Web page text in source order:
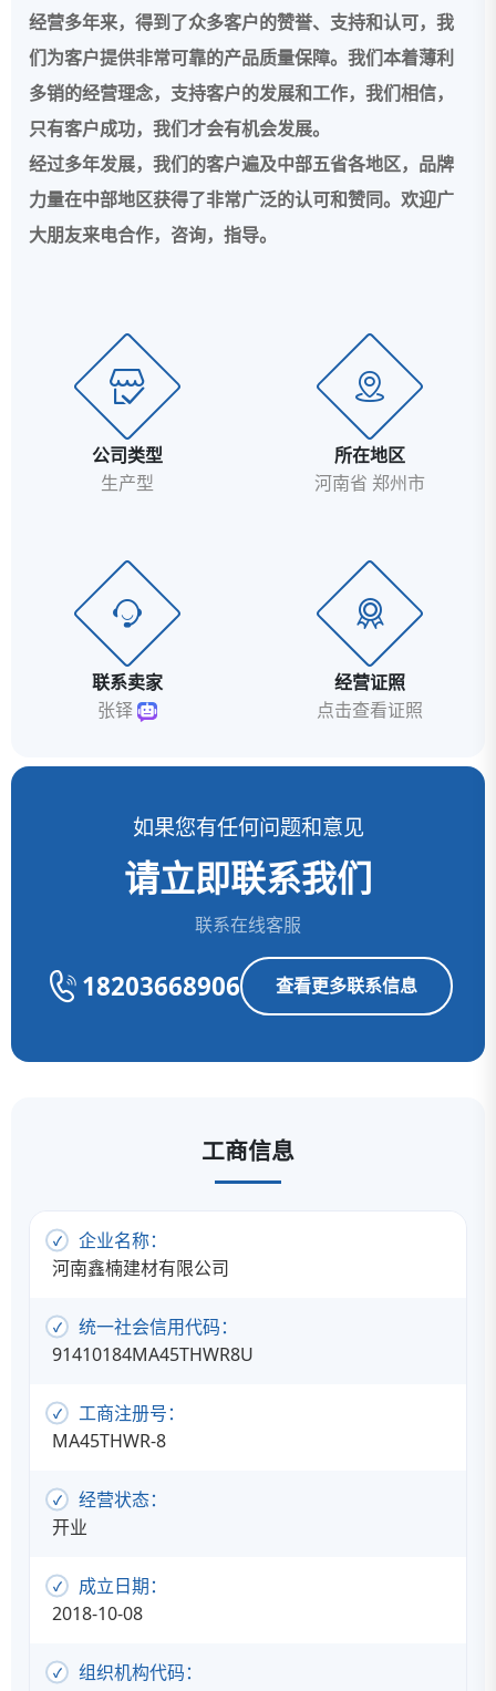
经营多年来，得到了众多客户的赞誉、支持和认可，我
们为客户提供非常可靠的产品质量保障。我们本着薄利
多销的经营理念，支持客户的发展和工作，我们相信，
只有客户成功，我们才会有机会发展。
经过多年发展，我们的客户遍及中部五省各地区，品牌
力量在中部地区获得了非常广泛的认可和赞同。欢迎广
大朋友来电合作，咨询，指导。
公司类型
生产型
所在地区
河南省 郑州市
联系卖家
张铎
经营证照
点击查看证照
如果您有任何问题和意见
请立即联系我们
联系在线客服
18203668906 查看更多联系信息
工商信息
企业名称：
河南鑫楠建材有限公司
统一社会信用代码：
91410184MA45THWR8U
工商注册号：
MA45THWR-8
经营状态：
开业
成立日期：
2018-10-08
组织机构代码：